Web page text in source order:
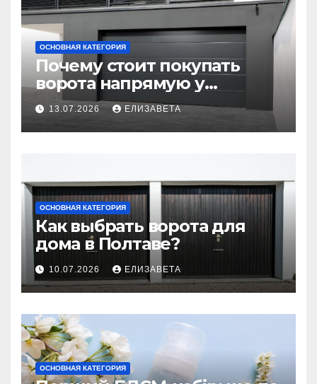
ОСНОВНАЯ КАТЕГОРИЯ
Почему стоит покупать
ворота напрямую у
производителя
13.07.2026 ЕЛИЗАВЕТА
ОСНОВНАЯ КАТЕГОРИЯ
Как выбрать ворота для
дома в Полтаве?
10.07.2026 ЕЛИЗАВЕТА
ОСНОВНАЯ КАТЕГОРИЯ